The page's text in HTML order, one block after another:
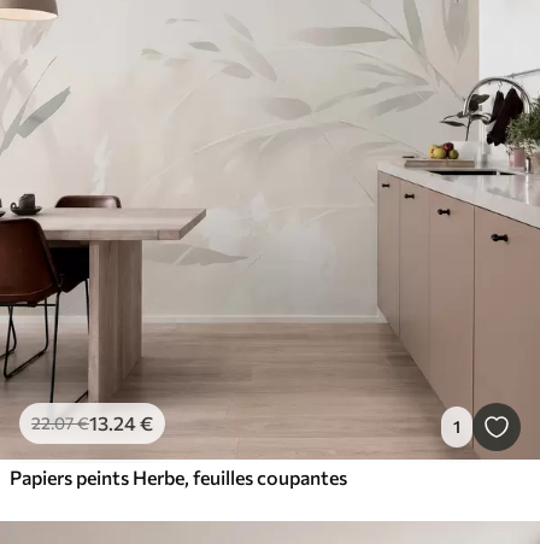
22.07€13.24€ 1
Papiers peints Herbe, feuilles coupantes